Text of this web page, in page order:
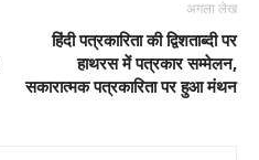
अगला लेख
हिंदी पत्रकारिता की द्विशताब्दी पर
हाथरस में पत्रकार सम्मेलन,
सकारात्मक पत्रकारिता पर हुआ मंथन